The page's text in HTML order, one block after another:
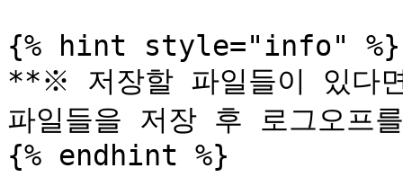
{% hint style="info" %}
**※ 저장할 파일들이 있다
파일들을 저장 후 로그오프
{% endhint %}